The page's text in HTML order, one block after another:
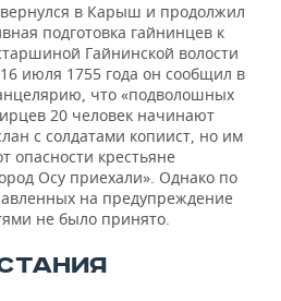
в Карыш и продолжил
подготовка гайнинцев к
Гайнинской волости
июля 1755 года он сообщил в
что «подволошных
20 человек начинают
с солдатами копиист, но им
опасности крестьяне
Осу приехали». Однако по
на предупреждение
не было принято.